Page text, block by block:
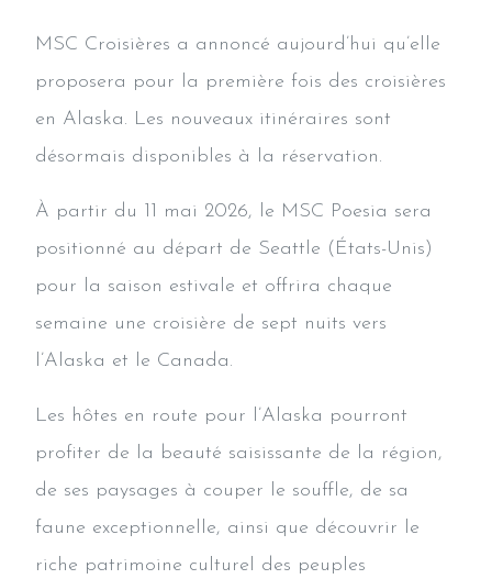
MSC Croisières a annoncé aujourd’hui qu’elle
proposera pour la première fois des croisières
en Alaska. Les nouveaux itinéraires sont
désormais disponibles à la réservation.
À partir du 11 mai 2026, le MSC Poesia sera
positionné au départ de Seattle (États-Unis)
pour la saison estivale et offrira chaque
semaine une croisière de sept nuits vers
l’Alaska et le Canada.
Les hôtes en route pour l’Alaska pourront
profiter de la beauté saisissante de la région,
de ses paysages à couper le souffle, de sa
faune exceptionnelle, ainsi que découvrir le
riche patrimoine culturel des peuples